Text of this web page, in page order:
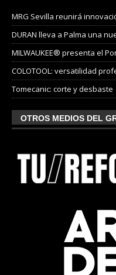
MRG Sevilla reunirá
DURAN lleva a Palma una
MILWAUKEE® presenta el
COLOTOOL: versatilidad
Tomecanic: corte y desbaste
OTROS MEDIOS DEL